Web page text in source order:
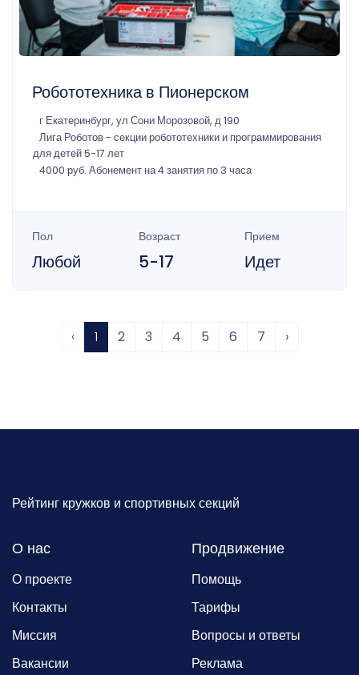
Робототехника в Пионерском
г Екатеринбург, ул Сони Морозовой, д 190
Лига Роботов - секции робототехники и программирования
для детей 5-17 лет
4000 руб. Абонемент на 4 занятия по 3 часа
Пол
Любой
Возраст
5-17
Прием
Идет
‹ 1 2 3 4 5 6 7 ›
Рейтинг кружков и спортивных секций
О нас
О проекте
Контакты
Миссия
Вакансии
Продвижение
Помощь
Тарифы
Вопросы и ответы
Реклама